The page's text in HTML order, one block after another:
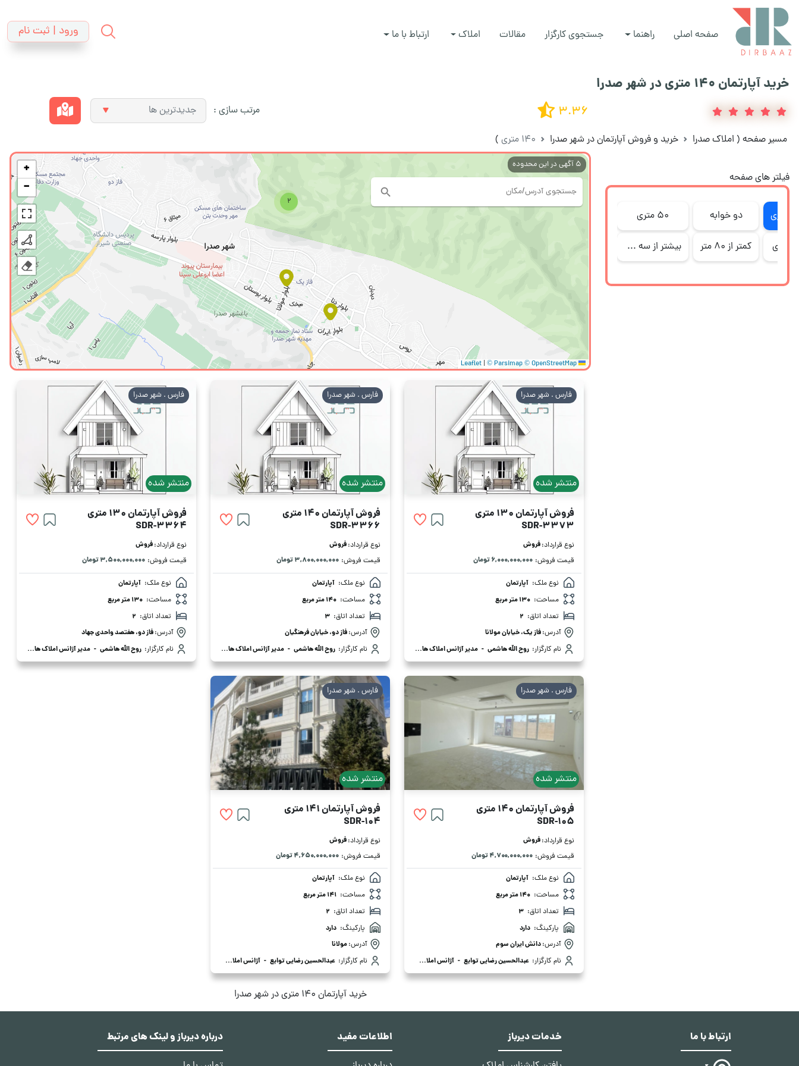
صفحه اصلی راهنما جستجوی کارگزار مقالات املاک ارتباط با ما ورود | ثبت نام
خرید آپارتمان 140 متری در شهر صدرا
3.36
مسیر صفحه ( 140 متری خرید و فروش آپارتمان در شهر صدرا املاک صدرا )
مرتب سازی :
فیلتر های صفحه
دو خوابه
کمتر از 80 متر
۵۰ متری
بیشتر از سه خواب
5 آگهی در این محدوده
2
+
−
|© Parsimap© OpenStreetMap
منتشر شده
فارس . شهر صدرا
فروش آپارتمان 130 متری
SDR-3373
نوع قرارداد:فروش
قیمت فروش: ۶,۰۰۰,۰۰۰,۰۰۰ تومان
نوع ملک: آپارتمان
مساحت: 130 متر مربع
تعداد اتاق: 2
آدرس:فاز یک، خیابان مولانا
نام کارگزار: روح الله هاشمی - مدیر آژانس املاک هاشمی
منتشر شده
فارس . شهر صدرا
فروش آپارتمان 140 متری
SDR-3366
نوع قرارداد:فروش
قیمت فروش: ۳,۸۰۰,۰۰۰,۰۰۰ تومان
نوع ملک: آپارتمان
مساحت: 140 متر مربع
تعداد اتاق: 3
آدرس:فاز دو، خیابان فرهنگیان
نام کارگزار: روح الله هاشمی - مدیر آژانس املاک هاشمی
منتشر شده
فارس . شهر صدرا
فروش آپارتمان 130 متری
SDR-3364
نوع قرارداد:فروش
قیمت فروش: ۳,۵۰۰,۰۰۰,۰۰۰ تومان
نوع ملک: آپارتمان
مساحت: 130 متر مربع
تعداد اتاق: 2
آدرس:فاز دو، هفتصد واحدی جهاد
نام کارگزار: روح الله هاشمی - مدیر آژانس املاک هاشمی
منتشر شده
فارس . شهر صدرا
فروش آپارتمان 140 متری
SDR-105
نوع قرارداد:فروش
قیمت فروش: ۴,۷۰۰,۰۰۰,۰۰۰ تومان
نوع ملک: آپارتمان
مساحت: 140 متر مربع
تعداد اتاق: 3
پارکینگ: دارد
آدرس:دانش ایران سوم
نام کارگزار: عبدالحسین رضایی توابع - آژانس املاک ویلا
منتشر شده
فارس . شهر صدرا
فروش آپارتمان 141 متری
SDR-104
نوع قرارداد:فروش
قیمت فروش: ۴,۶۵۰,۰۰۰,۰۰۰ تومان
نوع ملک: آپارتمان
مساحت: 141 متر مربع
تعداد اتاق: 2
پارکینگ: دارد
آدرس:مولانا
نام کارگزار: عبدالحسین رضایی توابع - آژانس املاک ویلا
خرید آپارتمان 140 متری در شهر صدرا
ارتباط با ما خدمات دیرباز اطلاعات مفید درباره دیرباز و لینک های مرتبط